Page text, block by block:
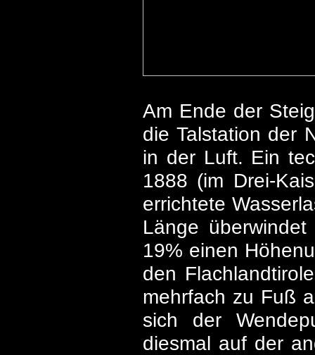
Am Ende der
die Talstation der
in der Luft. Ein
1888 (im Drei-
errichtete
Länge
19% einen
den
mehrfach zu Fuß
sich der
diesmal auf der